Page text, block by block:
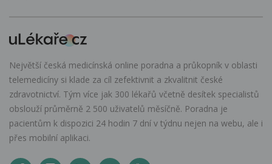
Největší česká medicínská online poradna a průkopník v oblasti
telemedicíny si klade za cíl zefektivnit a zkvalitnit české
zdravotnictví. Tým více jak 300 lékařů včetně desítek specialistů
obslouží průměrně 2 500 uživatelů měsíčně. Poradna je
pacientům k dispozici 24 hodin 7 dní v týdnu nejen na webu, ale i
přes mobilní aplikaci.